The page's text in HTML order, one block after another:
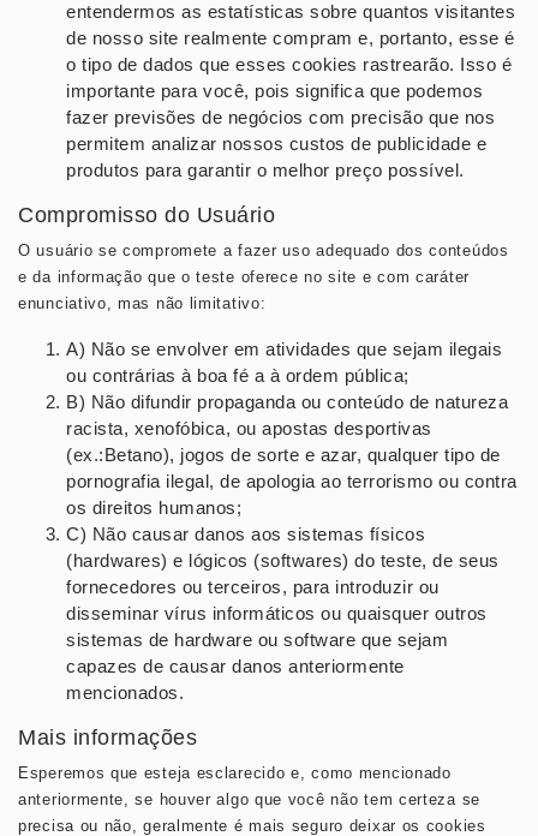
entendermos as estatísticas sobre quantos visitantes
de nosso site realmente compram e, portanto, esse é
o tipo de dados que esses cookies rastrearão. Isso é
importante para você, pois significa que podemos
fazer previsões de negócios com precisão que nos
permitem analizar nossos custos de publicidade e
produtos para garantir o melhor preço possível.
Compromisso do Usuário
O usuário se compromete a fazer uso adequado dos conteúdos
e da informação que o teste oferece no site e com caráter
enunciativo, mas não limitativo:
A) Não se envolver em atividades que sejam ilegais
ou contrárias à boa fé a à ordem pública;
B) Não difundir propaganda ou conteúdo de natureza
racista, xenofóbica, ou apostas desportivas
(ex.:Betano), jogos de sorte e azar, qualquer tipo de
pornografia ilegal, de apologia ao terrorismo ou contra
os direitos humanos;
C) Não causar danos aos sistemas físicos
(hardwares) e lógicos (softwares) do teste, de seus
fornecedores ou terceiros, para introduzir ou
disseminar vírus informáticos ou quaisquer outros
sistemas de hardware ou software que sejam
capazes de causar danos anteriormente
mencionados.
Mais informações
Esperemos que esteja esclarecido e, como mencionado
anteriormente, se houver algo que você não tem certeza se
precisa ou não, geralmente é mais seguro deixar os cookies